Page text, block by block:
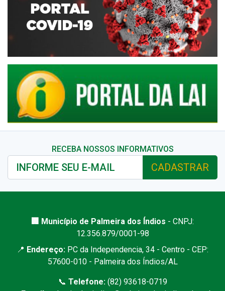
RECEBA NOSSOS INFORMATIVOS
CADASTRAR
🏢 Município de Palmeira dos Índios - CNPJ:
12.356.879/0001-98
📍 Endereço: PC da Independencia, 34 - Centro - CEP:
57600-010 - Palmeira dos Índios/AL
📞 Telefone:(82) 93618-0719